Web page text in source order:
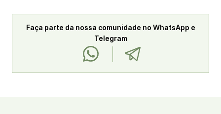
Faça parte da nossa comunidade no WhatsApp e
Telegram